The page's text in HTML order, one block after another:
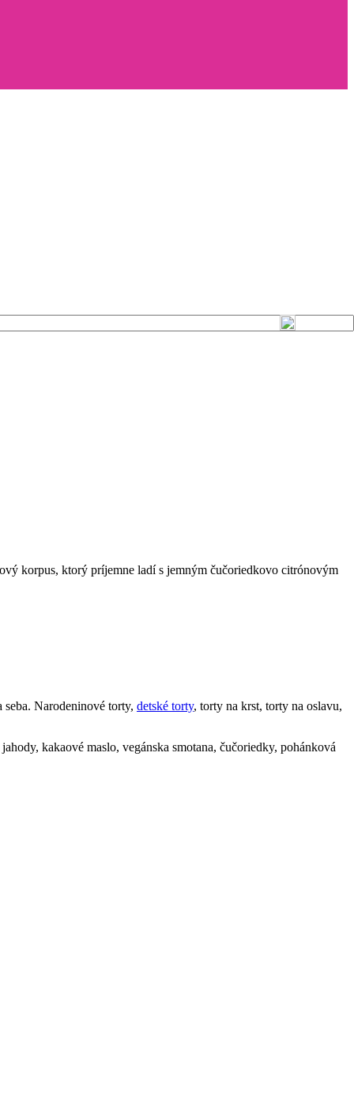
korpus, ktorý príjemne ladí s jemným čučoriedkovo citrónovým
Narodeninové torty, detské torty, torty na krst, torty na oslavu,
kakaové maslo, vegánska smotana, čučoriedky, pohánková